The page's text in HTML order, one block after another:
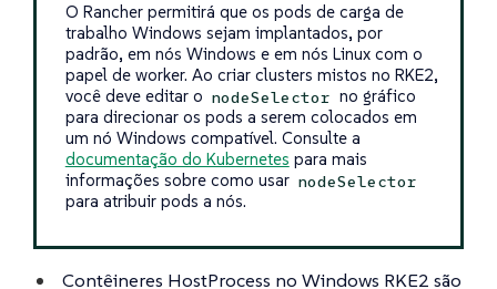
O Rancher permitirá que os pods de carga de
trabalho Windows sejam implantados, por
padrão, em nós Windows e em nós Linux com o
papel de worker. Ao criar clusters mistos no RKE2,
você deve editar o nodeSelector no gráfico
para direcionar os pods a serem colocados em
um nó Windows compatível. Consulte a
documentação do Kubernetes para mais
informações sobre como usar nodeSelector
para atribuir pods a nós.
Contêineres HostProcess no Windows RKE2 são